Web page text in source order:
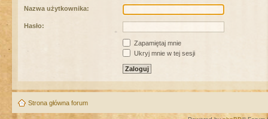
Nazwa użytkownika:
Hasło:
Zapamiętaj mnie
Ukryj mnie w tej sesji
Strona główna forum